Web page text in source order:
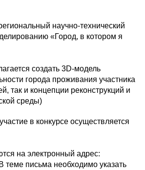
научно-технический
«Город, в котором я
создать 3D-модель
города проживания участника
так и концепции реконструкций и
среды)
в конкурсе осуществляется
на электронный адрес:
теме письма необходимо указать